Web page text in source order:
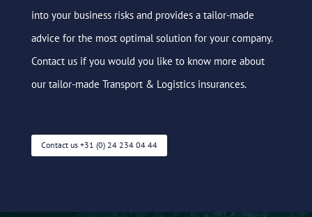
into your business risks and provides a tailor-made
advice for the most optimal solution for your company.
Contact us if you would you like to know more about
our tailor-made Transport & Logistics insurances.
Contact us +31 (0) 24 234 04 44